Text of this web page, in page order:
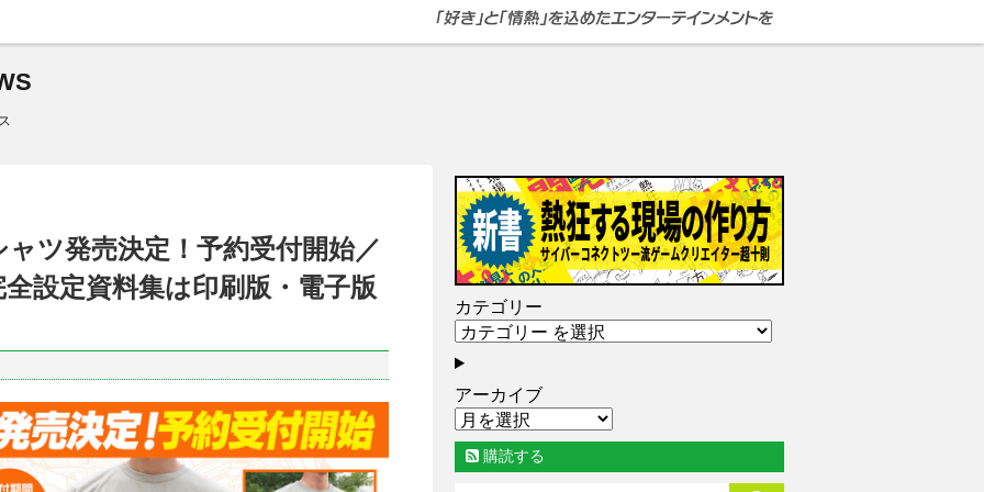
ツ発売決定！予約受付開始／
設定資料集は印刷版・電子版
カテゴリー
アーカイブ
購読する